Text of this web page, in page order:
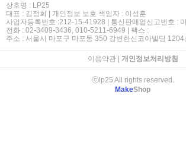
상호명 : LP25
대표 : 김정희 | 개인정보 보호 책임자 : 이성훈
사업자등록번호 :212-15-41928 | 통신판매업신고번호 :
전화 : 02-3409-3436, 010-5211-6949 | 팩스 :
주소 : 서울시 마포구 마포동 350 강변한신코아빌딩 1204
이용약관| 개인정보처리방침
ⓒlp25 All rights reserved.
MakeShop